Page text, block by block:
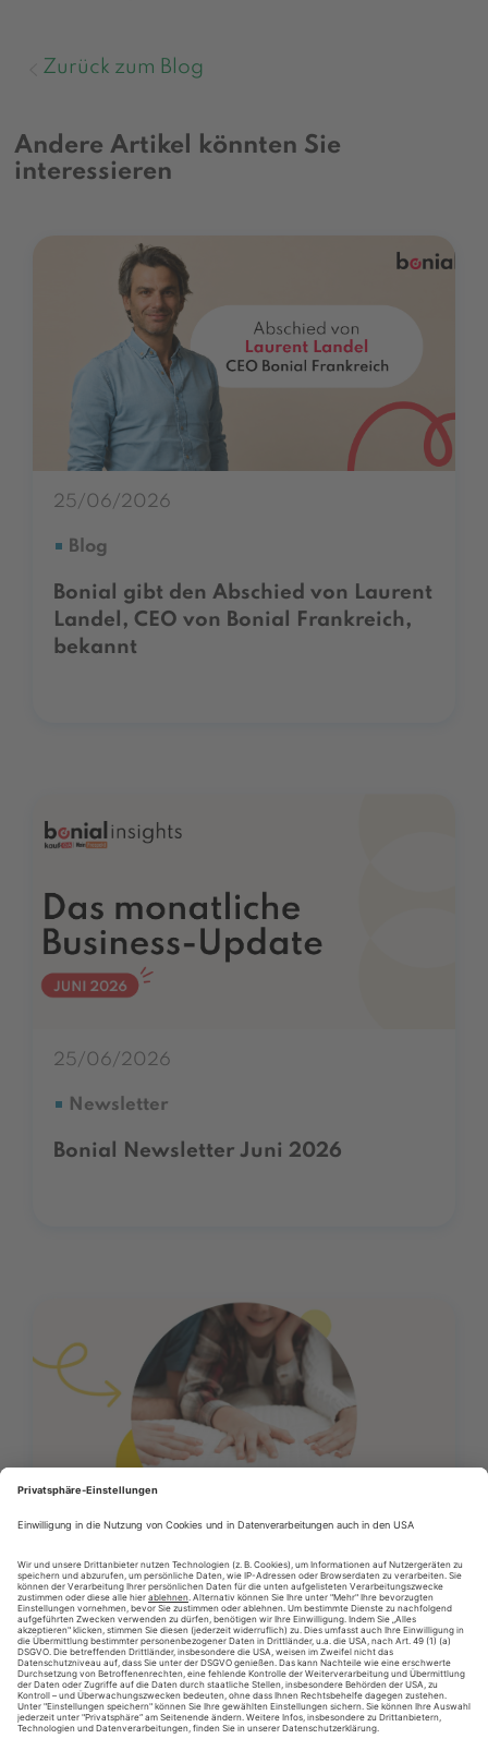
Zurück zum Blog
Andere Artikel könnten Sie
interessieren
25/06/2026
Blog
Bonial gibt den Abschied von Laurent
Landel, CEO von Bonial Frankreich,
bekannt
25/06/2026
Newsletter
Bonial Newsletter Juni 2026
12/06/2026
Presseartikel
Vertrauen schlägt billig